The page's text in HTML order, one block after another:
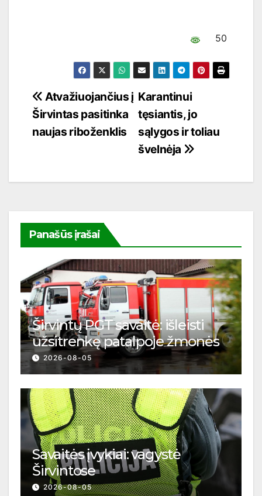
50
Navigacija
tarp
įrašų
Karantinui
tęsiantis, jo
sąlygos ir toliau
švelnėja
Atvažiuojančius į
Širvintas pasitinka
naujas riboženklis
Panašūs įrašai
Širvintų PGT savaitė: išleisti
užsitrenkę patalpoje žmonės
2026-08-05
Savaitės įvykiai: vagystė
Širvintose
2026-08-05